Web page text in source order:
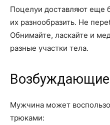
Поцелуи доставляют еще
их разнообразить. Не
Обнимайте, ласкайте и
разные участки тела.
Возбуждающие
Мужчина может
трюками: